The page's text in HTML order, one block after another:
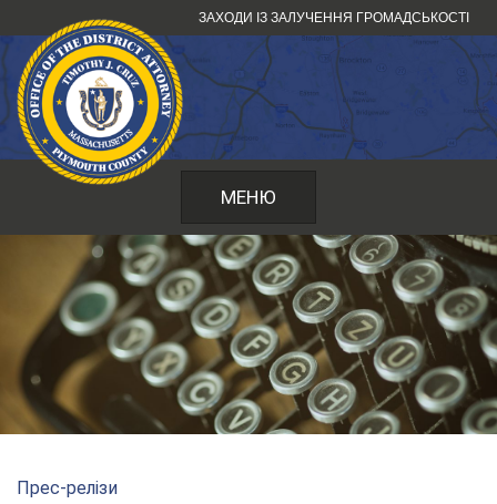
до
змісту
ЗАХОДИ ІЗ ЗАЛУЧЕННЯ ГРОМАДСЬКОСТІ
МЕНЮ
Прес-релізи